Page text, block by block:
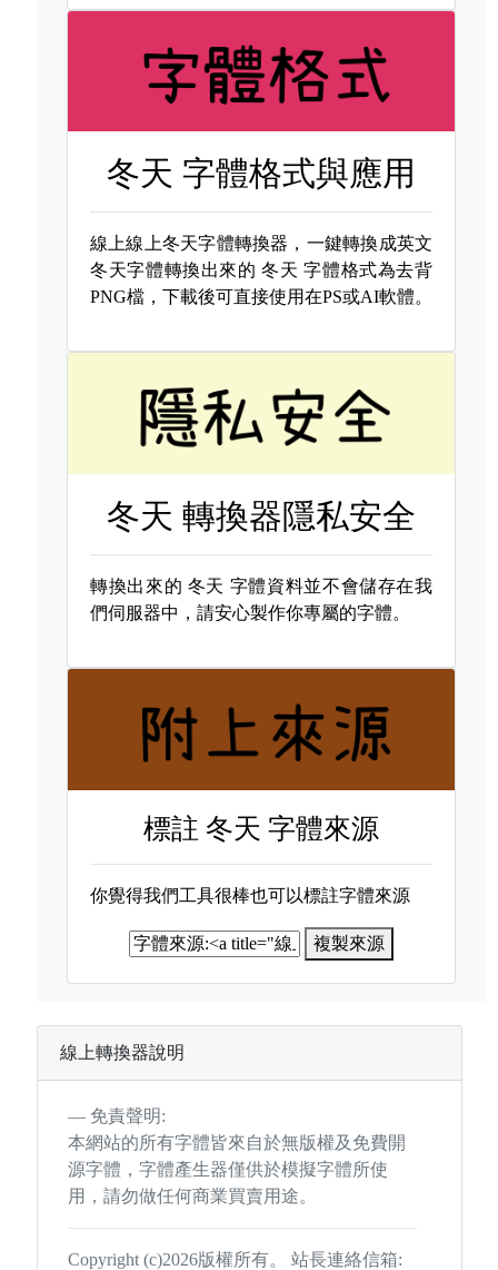
冬天 字體格式與應用
線上線上冬天字體轉換器，一鍵轉換成英文
冬天字體轉換出來的冬天 字體格式為去背
PNG檔，下載後可直接使用在PS或AI軟體。
冬天 轉換器隱私安全
轉換出來的 冬天 字體資料並不會儲存在我
們伺服器中，請安心製作你專屬的字體。
標註冬天 字體來源
你覺得我們工具很棒也可以標註字體來源
複製來源
線上轉換器說明
免責聲明:
本網站的所有字體皆來自於無版權及免費開
源字體，字體產生器僅供於模擬字體所使
用，請勿做任何商業買賣用途。
Copyright (c)2026版權所有。 站長連絡信箱: